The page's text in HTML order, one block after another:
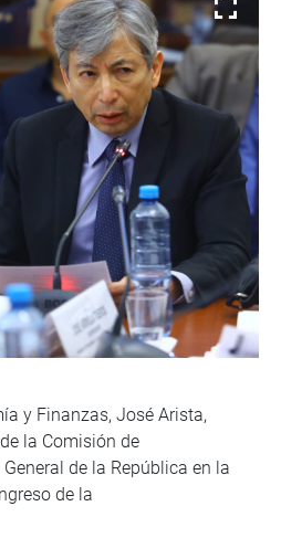
y Finanzas, José Arista,
la Comisión de
de la República en la
de la